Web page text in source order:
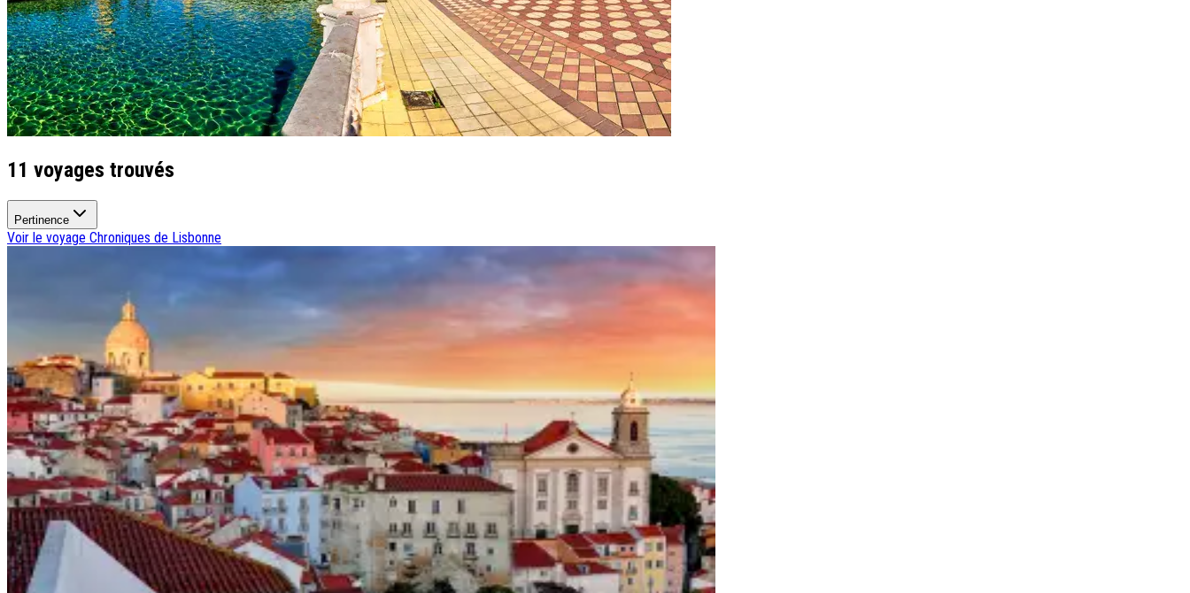
Séjours balnéaires
Séjours avec excursions
Week-ends & courts séjours
Itinéraires au volant
Croisières
Tableaux du Sud
Découvrir Donatello
Notre histoire
Pourquoi voyager avec nous ?
Tourisme responsable
Nos brochures
Satisfaction client
Rejoignez-nous
11 voyages trouvés
Pertinence
Voir le voyage Chroniques de Lisbonne